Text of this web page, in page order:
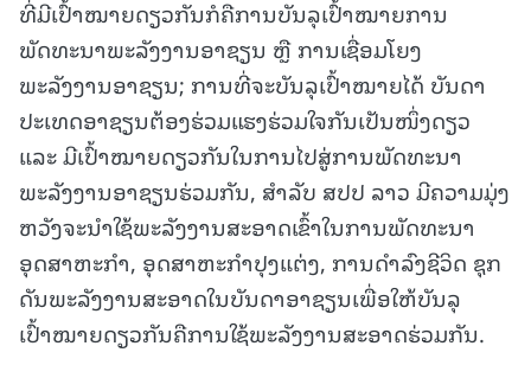
ທີ່ມີເປົ້າໝາຍດຽວກັນກໍຄືການບັນລຸເປົ້າໝາຍການ
ພັດທະນາພະລັງງານອາຊຽນ ຫຼື ການເຊື່ອມໂຍງ
ພະລັງງານອາຊຽນ; ການທີ່ຈະບັນລຸເປົ້າໝາຍໄດ້ ບັນດາ
ປະເທດອາຊຽນຕ້ອງຮ່ວມແຮງຮ່ວມໃຈກັນເປັນໜຶ່ງດຽວ
ແລະ ມີເປົ້າໝາຍດຽວກັນໃນການໄປສູ່ການພັດທະນາ
ພະລັງງານອາຊຽນຮ່ວມກັນ, ສໍາລັບ ສປປ ລາວ ມີຄວາມມຸ່ງ
ຫວັງຈະນຳໃຊ້ພະລັງງານສະອາດເຂົ້າໃນການພັດທະນາ
ອຸດສາຫະກຳ, ອຸດສາຫະກຳປຸງແຕ່ງ, ການດໍາລົງຊີວິດ ຊຸກ
ດັນພະລັງງານສະອາດໃນບັນດາອາຊຽນເພື່ອໃຫ້ບັນລຸ
ເປົ້າໝາຍດຽວກັນຄືການໃຊ້ພະລັງງານສະອາດຮ່ວມກັນ.